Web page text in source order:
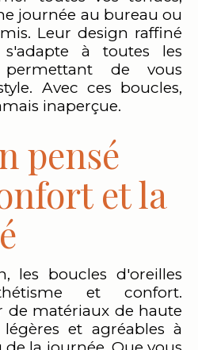
journée au bureau ou
Leur design raffiné
à toutes les
permettant de vous
Avec ces boucles,
inaperçue.
pensé
et la
les boucles d'oreilles
et confort.
de matériaux de haute
et agréables à